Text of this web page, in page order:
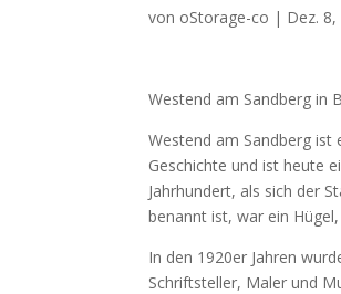
von oStorage-co | Dez. 8,
Westend am Sandberg in
Westend am Sandberg
Geschichte und ist heute
Jahrhundert, als sich der
benannt ist, war ein
In den 1920er Jahren
Schriftsteller, Maler und